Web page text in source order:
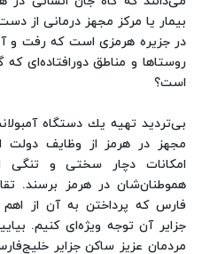
بیمار یا مركز مجهز درمانی از
در جزیره هرمزی است كه رفت و
روستاها و مناطق دور‌افتاده‌ای
است؟
بی‌تردید تهیه یك دستگاه
مجهز در هرمز از وظایف دولت
امكانات دچار سختی و تنگی
هموطنان‌شان در هرمز برسند.
فارس كه پرداختن به آن از
جزایر آن توجه ویژه‌ای كنیم.
مردمان عزیز ساكن جزایر